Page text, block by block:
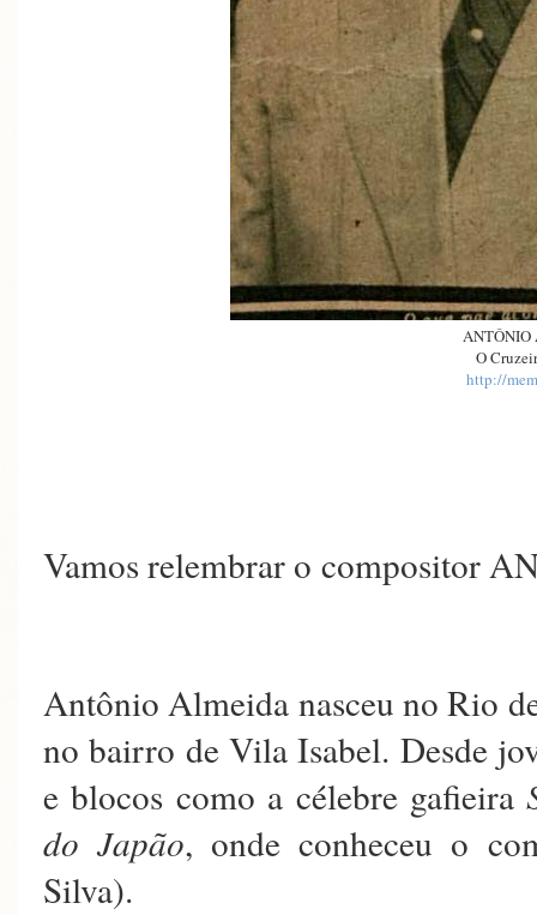
O
http://
Vamos relembrar o
Antônio Almeida nasceu no Rio
no bairro de Vila Isabel. Desde
e blocos como a célebre gafieira
do Japão, onde conheceu o
Silva).